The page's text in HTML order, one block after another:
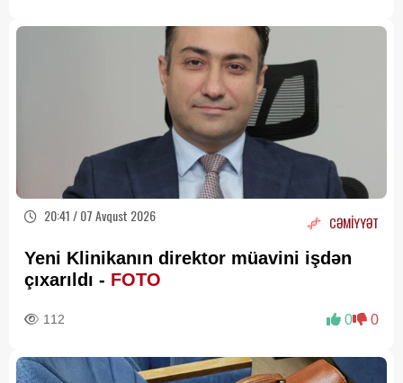
20:41 / 07 Avqust 2026 CƏMİYYƏT
Yeni Klinikanın direktor müavini işdən
çıxarıldı - FOTO
112 0 0